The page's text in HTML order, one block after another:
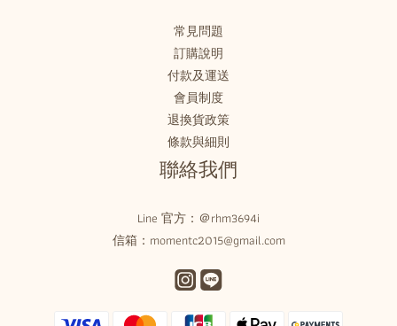
常見問題
訂購說明
付款及運送
會員制度
退換貨政策
條款與細則
聯絡我們
Line 官方： ＠rhm3694i
信箱：momentc2015@gmail.com